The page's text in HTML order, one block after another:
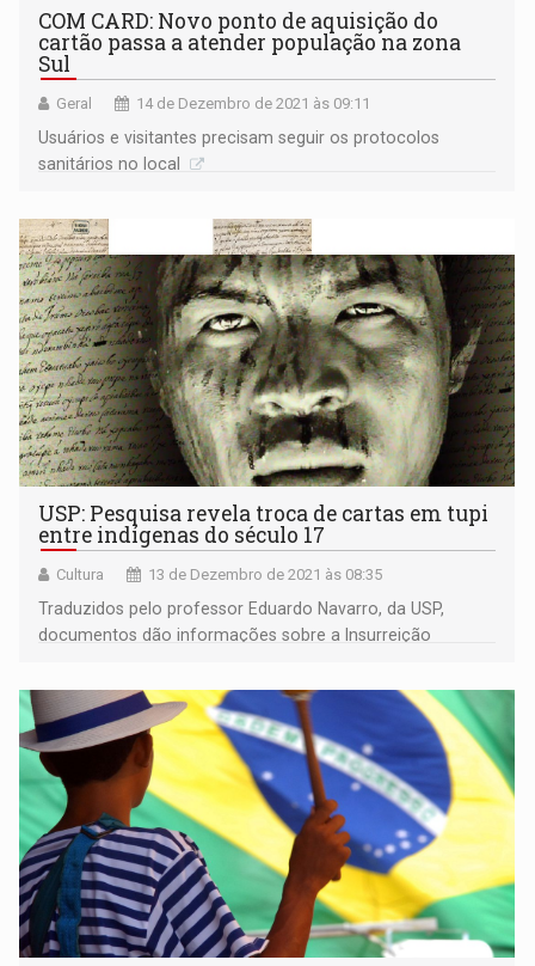
COM CARD: Novo ponto de aquisição do
cartão passa a atender população na zona
Sul
Geral 14 de Dezembro de 2021 às 09:11
Usuários e visitantes precisam seguir os protocolos
sanitários no local
USP: Pesquisa revela troca de cartas em tupi
entre indígenas do século 17
Cultura 13 de Dezembro de 2021 às 08:35
Traduzidos pelo professor Eduardo Navarro, da USP,
documentos dão informações sobre a Insurreição